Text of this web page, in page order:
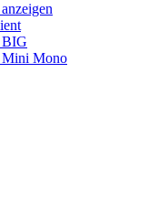
BIG
Mini Mono